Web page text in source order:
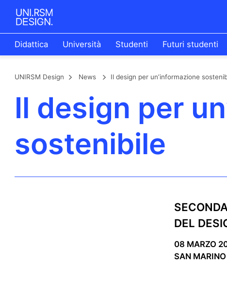
Didattica Università Studenti Futuri studenti
UNIRSM Design News Il design per un’informazione
Il design per
sostenibile
DEL
08 MARZO
SAN MARINO